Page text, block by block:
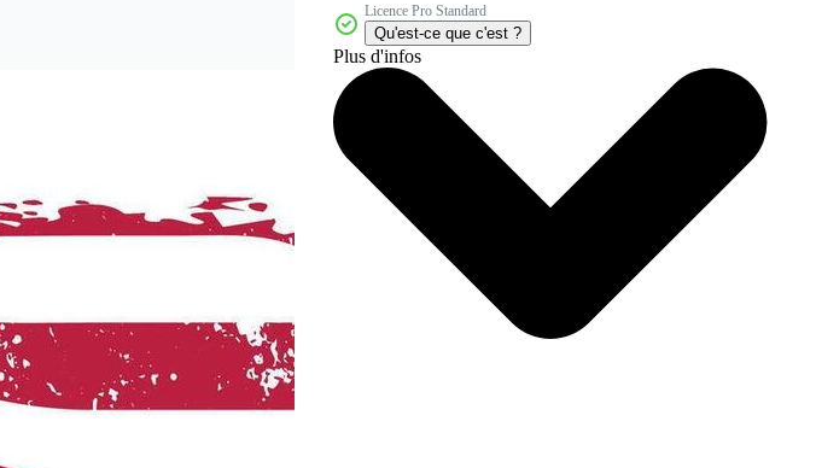
Licence Pro Standard
Qu'est-ce que c'est ?
Plus d'infos